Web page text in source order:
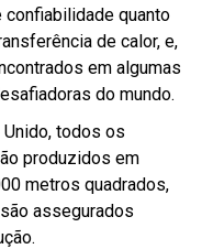
quanto
de calor, e,
em algumas
do mundo.
todos os
produzidos em
metros quadrados,
assegurados